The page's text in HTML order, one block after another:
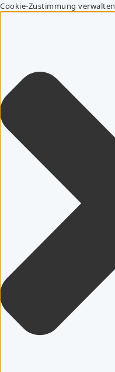
Cookie-Zustimmung verwalten